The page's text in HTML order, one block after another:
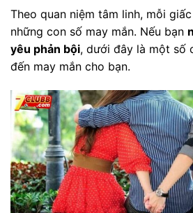
Theo quan niệm tâm linh, mỗi
những con số may mắn. Nếu bạn
yêu phản bội, dưới đây là một số
đến may mắn cho bạn.